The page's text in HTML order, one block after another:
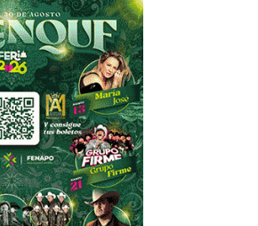
al reconocimiento para la
felicitándola por su destacada
toda la comunidad del
celebró que el objetivo de la
para los atletas señalados y
de San Luis Potosí para
de la competidora Mary
de trayectoria tiene logros
del Medio Maratón de Armadillo